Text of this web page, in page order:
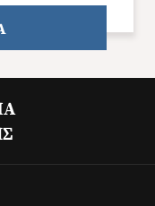
Καλοκαίρι 2026